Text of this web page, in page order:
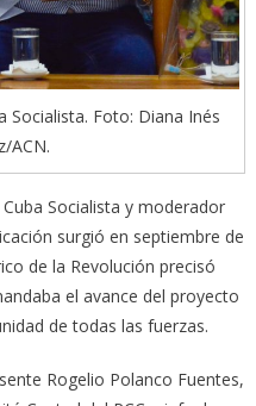
Socialista. Foto: Diana Inés
ACN.
Socialista y moderador
surgió en septiembre de
de la Revolución precisó
el avance del proyecto
de todas las fuerzas.
Rogelio Polanco Fuentes,